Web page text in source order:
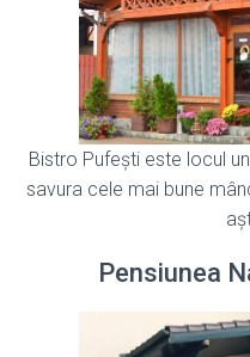
Bistro Pufeşti este locul
savura cele mai bune
Pensiunea